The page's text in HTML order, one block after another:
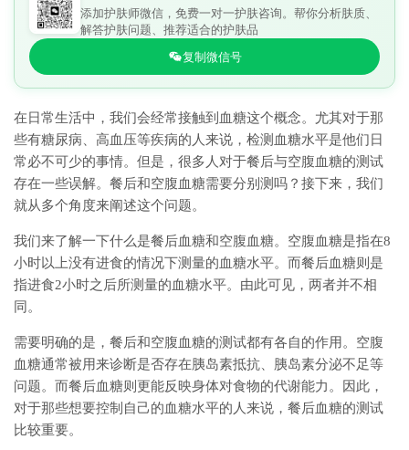
添加护肤师微信，免费一对一护肤咨询。帮你分析肤质、
解答护肤问题、推荐适合的护肤品
复制微信号
在日常生活中，我们会经常接触到血糖这个概念。尤其对于那
些有糖尿病、高血压等疾病的人来说，检测血糖水平是他们日
常必不可少的事情。但是，很多人对于餐后与空腹血糖的测试
存在一些误解。餐后和空腹血糖需要分别测吗？接下来，我们
就从多个角度来阐述这个问题。
我们来了解一下什么是餐后血糖和空腹血糖。空腹血糖是指在8
小时以上没有进食的情况下测量的血糖水平。而餐后血糖则是
指进食2小时之后所测量的血糖水平。由此可见，两者并不相
同。
需要明确的是，餐后和空腹血糖的测试都有各自的作用。空腹
血糖通常被用来诊断是否存在胰岛素抵抗、胰岛素分泌不足等
问题。而餐后血糖则更能反映身体对食物的代谢能力。因此，
对于那些想要控制自己的血糖水平的人来说，餐后血糖的测试
比较重要。